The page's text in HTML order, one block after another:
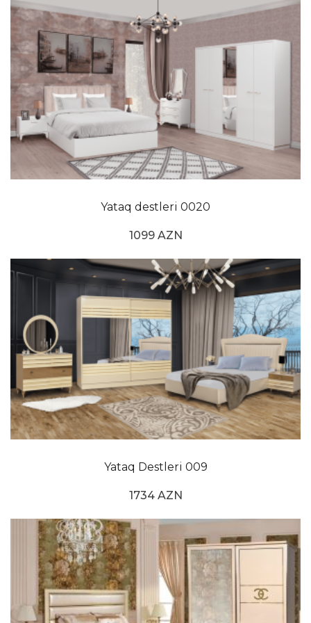
dizaynıdır. Seçdiyiniz dəst üçün uyğun olan pərdələr
və çarpayılar ilə otağınızın və dekorasiyanızın
gözəlliyini ortaya qoya bilərsiniz. Müxtəlif rənglərdə
olan yataq otağı modelini səliqəli və səliqəli detallarla
ev tekstili məhsulları ilə birləşdirə bilərsiniz. Sadə
mebel seçiminizi müxtəlif aksesuarlarla tamamlaya
bilərsiniz. Klassik yataq mebelleri otaqları evinizin ən
özəl və rahat olması lazım olan sahələrindən biridir.
Bu səbəbdən onu evinizin digər hissələrindən fərqli
bəzəmək tamamilə sizə bağlıdır. Qonaq otağınız üçün
klassik qonaq otağı seçərkən, yataq otağınız üçün
dizaynları daxil edə bilərsiniz. Zövqünüzü zərli yataq
edə bilərsiniz. Bütün seçimlərinizdə keyfiyyətə və
müştəri məmnuniyyətinə önəm verənlərə baxışımızla
Klassik mebel yataq desti
Bu gün klassik yataq mebelleri müasir xətləri ilə
diqqət çəkir. Zərifliyi, rahatlığı və istifadəsi asan
xüsusiyyətləri ilə populyarlığını qorumağa davam edir.
Çox köhnə illərə aid naxış və detalların hələ də istifadə
olunduğu oyma və ya naxışlı mebel modelləri
müasir anlayışını da əks etdirən klassik yataq otaqları,
demək olar ki, hər seqmentə çatmağı bacarır. Qəşəng
klassik yataq otağı qiymətləri ilə hər büdcəyə müraciət
edir. Klassik yataq otağı şkaflarının asılqanları və daxili
çekmeceləri təhlükəsizliyi artıran yavaşlama
xüsusiyyətləri ilə sizə erqonomikadan həzz almağa
imkan verir. Klassik mebel yataq desti mebellərində
görmək istədiyiniz bütün sadəliyə nail olmağa
Yataq destleri 0020
1099 AZN
Yataq Destleri 009
1734 AZN